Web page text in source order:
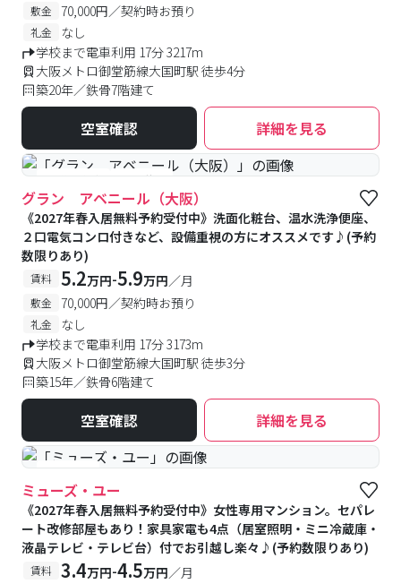
敷金 70,000円／契約時お預り
礼金
なし
学校まで電車利用 17分 3217m
大阪メトロ御堂筋線大国町駅 徒歩4分
築20年／鉄骨7階建て
空室確認 詳細を見る
#予約受付中 #空室待ち
グラン アベニール（大阪）
《2027年春入居無料予約受付中》洗面化粧台、温水洗浄便座、
２口電気コンロ付きなど、設備重視の方にオススメです♪(予約
数限りあり)
賃料 5.2万円-5.9万円／月
敷金 70,000円／契約時お預り
礼金
なし
学校まで電車利用 17分 3173m
大阪メトロ御堂筋線大国町駅 徒歩3分
築15年／鉄骨6階建て
空室確認 詳細を見る
#女性専用
ミューズ・ユー
《2027年春入居無料予約受付中》女性専用マンション。セパレ
ート改修部屋もあり！家具家電も4点（居室照明・ミニ冷蔵庫・
液晶テレビ・テレビ台）付でお引越し楽々♪(予約数限りあり)
賃料 3.4万円-4.5万円／月